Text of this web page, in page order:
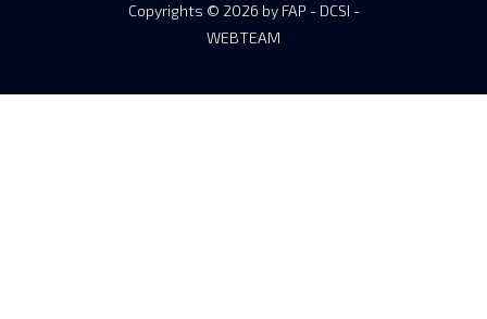
Copyrights © 2026 by FAP - DCSI -
WEBTEAM